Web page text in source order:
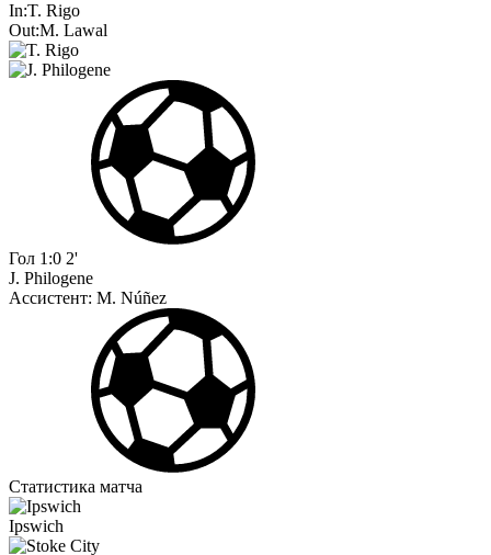
In:T. Rigo
Out:M. Lawal
Гол 1:0 2'
J. Philogene
Ассистент: M. Núñez
Статистика матча
Ipswich